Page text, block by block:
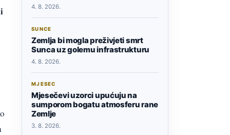
4. 8. 2026.
SUNCE
Zemlja bi mogla preživjeti smrt
Sunca uz golemu infrastrukturu
4. 8. 2026.
MJESEC
Mjesečevi uzorci upućuju na
sumporom bogatu atmosferu rane
Zemlje
3. 8. 2026.